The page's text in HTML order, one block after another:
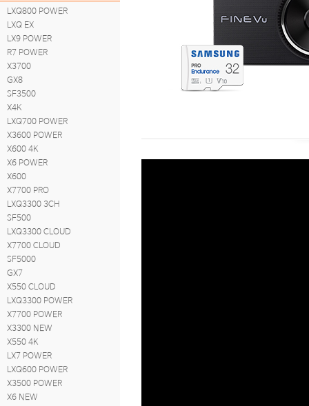
LXQ800 POWER
LXQ EX
LX9 POWER
R7 POWER
X3700
GX8
SF3500
X4K
LXQ700 POWER
X3600 POWER
X600 4K
X6 POWER
X600
X7700 PRO
LXQ3300 3CH
SF500
LXQ3300 CLOUD
X7700 CLOUD
SF5000
GX7
X550 CLOUD
LXQ3300 POWER
X7700 POWER
X3300 NEW
X550 4K
LX7 POWER
LXQ600 POWER
X3500 POWER
X6 NEW